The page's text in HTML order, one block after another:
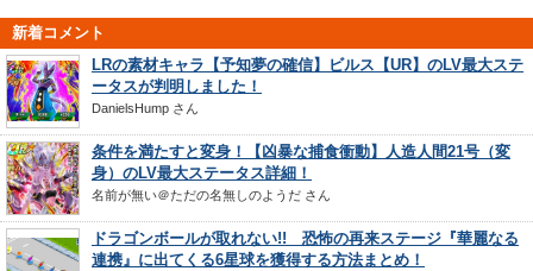
新着コメント
LRの素材キャラ【予知夢の確信】ビルス【UR】のLV最大ステ
ータスが判明しました！
DanielsHump さん
条件を満たすと変身！【凶暴な捕食衝動】人造人間21号（変
身）のLV最大ステータス詳細！
名前が無い＠ただの名無しのようだ さん
ドラゴンボールが取れない!! 恐怖の再来ステージ『華麗なる
連携』に出てくる6星球を獲得する方法まとめ！